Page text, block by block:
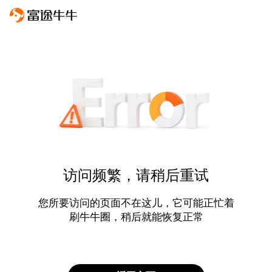
访问频繁，请稍后重试
您所要访问的页面不在这儿，它可能正忙着
刷牛牛圈，稍后就能恢复正常